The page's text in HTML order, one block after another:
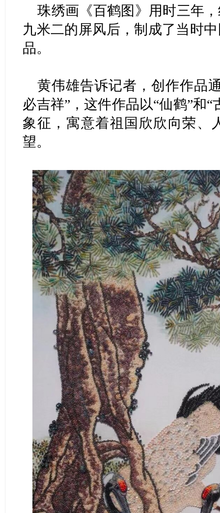
珠绣画《百鹤图》用时三年
九米二的屏风后，制成了当时
品。
黄伟雄告诉记者，创作作品
必吉祥”，这件作品以“仙鹤”和
象征，寓意着祖国欣欣向荣、
望。